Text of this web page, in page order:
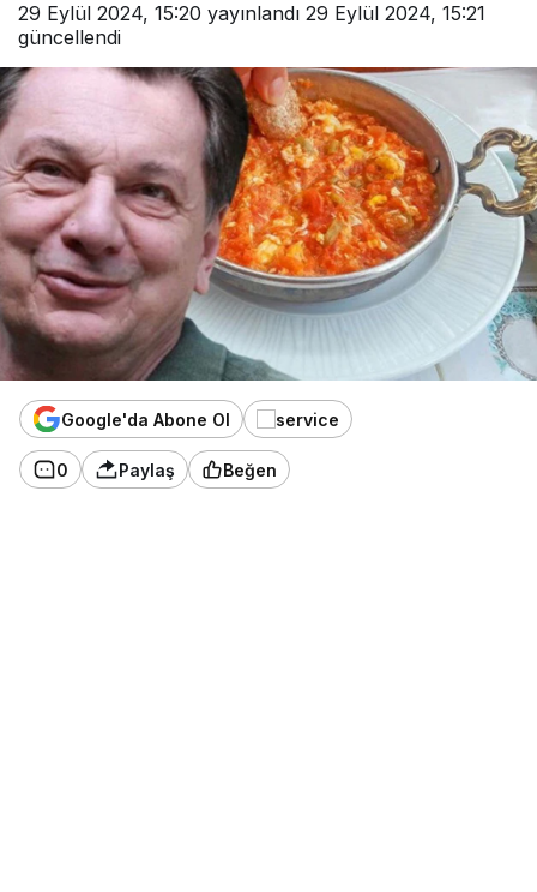
29 Eylül 2024, 15:20 yayınlandı 29 Eylül 2024, 15:21
güncellendi
Google'da Abone Ol
0 Paylaş Beğen